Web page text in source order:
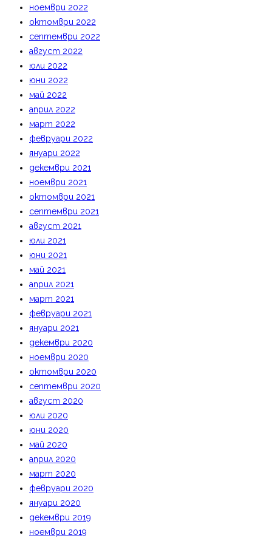
ноември 2022
октомври 2022
септември 2022
август 2022
юли 2022
юни 2022
май 2022
април 2022
март 2022
февруари 2022
януари 2022
декември 2021
ноември 2021
октомври 2021
септември 2021
август 2021
юли 2021
юни 2021
май 2021
април 2021
март 2021
февруари 2021
януари 2021
декември 2020
ноември 2020
октомври 2020
септември 2020
август 2020
юли 2020
юни 2020
май 2020
април 2020
март 2020
февруари 2020
януари 2020
декември 2019
ноември 2019